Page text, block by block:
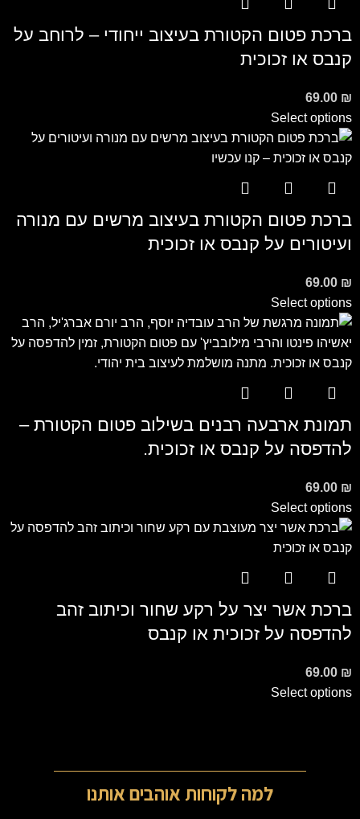
ברכת פטום הקטורת בעיצוב ייחודי – לרוחב על
קנבס או זכוכית
69.00 ₪
Select options
ברכת פטום הקטורת בעיצוב מרשים עם מנורה
ועיטורים על קנבס או זכוכית
69.00 ₪
Select options
תמונת ארבעה רבנים בשילוב פטום הקטורת –
להדפסה על קנבס או זכוכית.
69.00 ₪
Select options
ברכת אשר יצר על רקע שחור וכיתוב זהב
להדפסה על זכוכית או קנבס
69.00 ₪
Select options
למה לקוחות אוהבים אותנו